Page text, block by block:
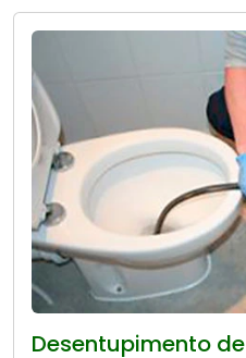
Desentupimento